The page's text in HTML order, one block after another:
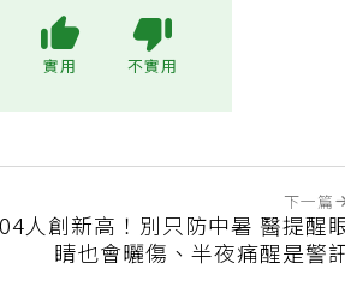
下一篇
人創新高！別只防中暑 醫提醒
睛也會曬傷、半夜痛醒是警